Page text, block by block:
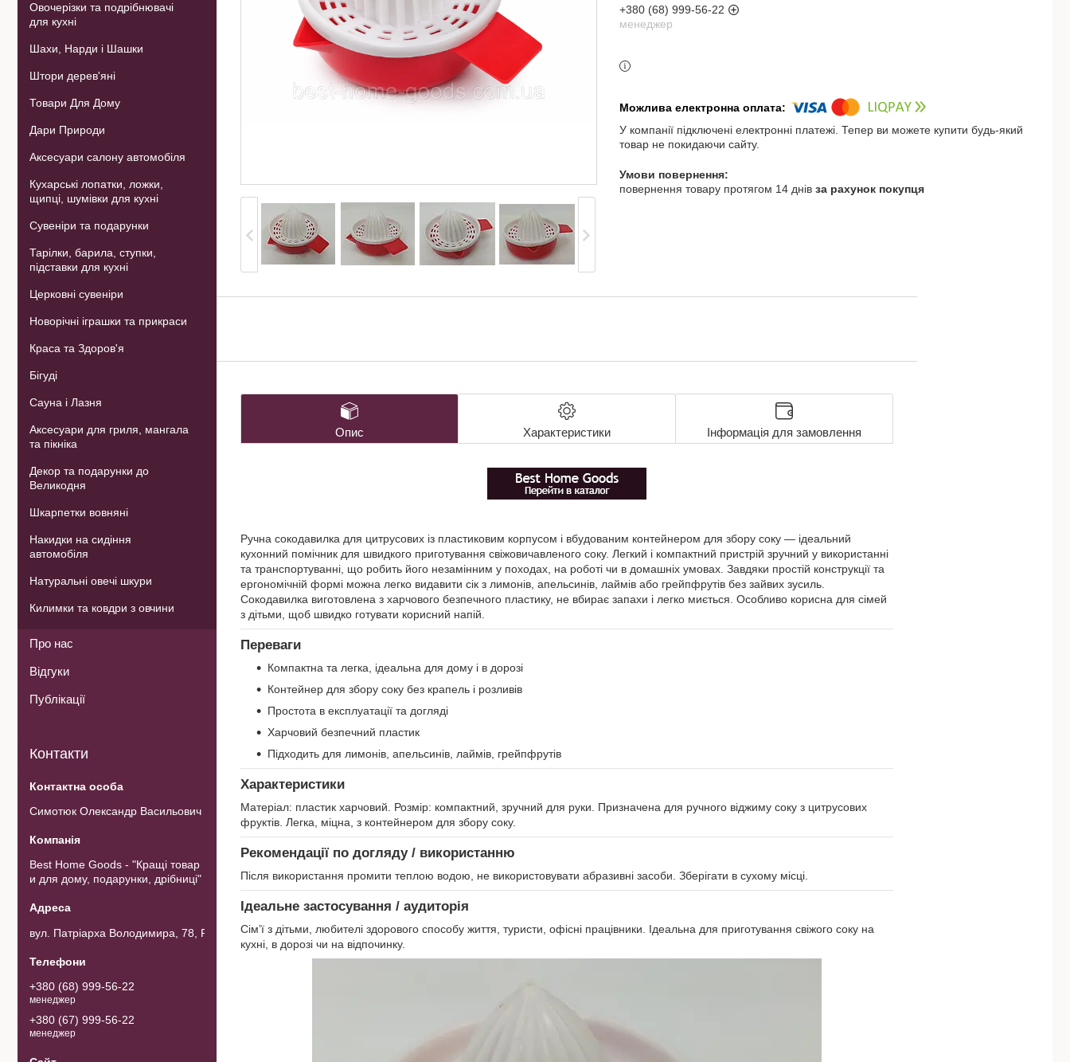
+380 (68) 999-56-22
менеджер
У компанії підключені електронні платежі. Тепер ви можете купити будь-який
товар не покидаючи сайту.
повернення товару протягом 14 днів за рахунок покупця
Опис Характеристики Інформація для замовлення
Ручна сокодавилка для цитрусових із пластиковим корпусом і вбудованим контейнером для збору соку — ідеальний
кухонний помічник для швидкого приготування свіжовичавленого соку. Легкий і компактний пристрій зручний у використанні
та транспортуванні, що робить його незамінним у походах, на роботі чи в домашніх умовах. Завдяки простій конструкції та
ергономічній формі можна легко видавити сік з лимонів, апельсинів, лаймів або грейпфрутів без зайвих зусиль.
Сокодавилка виготовлена з харчового безпечного пластику, не вбирає запахи і легко миється. Особливо корисна для сімей
з дітьми, щоб швидко готувати корисний напій.
Переваги
Компактна та легка, ідеальна для дому і в дорозі
Контейнер для збору соку без крапель і розливів
Простота в експлуатації та догляді
Харчовий безпечний пластик
Підходить для лимонів, апельсинів, лаймів, грейпфрутів
Характеристики
Матеріал: пластик харчовий. Розмір: компактний, зручний для руки. Призначена для ручного віджиму соку з цитрусових
фруктів. Легка, міцна, з контейнером для збору соку.
Рекомендації по догляду / використанню
Після використання промити теплою водою, не використовувати абразивні засоби. Зберігати в сухому місці.
Ідеальне застосування / аудиторія
Сім’ї з дітьми, любителі здорового способу життя, туристи, офісні працівники. Ідеальна для приготування свіжого соку на
кухні, в дорозі чи на відпочинку.
Овочерізки та подрібнювачі
для кухні
Шахи, Нарди і Шашки
Штори дерев'яні
Товари Для Дому
Дари Природи
Аксесуари салону автомобіля
Кухарські лопатки, ложки,
щипці, шумівки для кухні
Сувеніри та подарунки
Тарілки, барила, ступки,
підставки для кухні
Церковні сувеніри
Новорічні іграшки та прикраси
Краса та Здоров'я
Бігуді
Сауна і Лазня
Аксесуари для гриля, мангала
та пікніка
Декор та подарунки до
Великодня
Шкарпетки вовняні
Накидки на сидіння
автомобіля
Натуральні овечі шкури
Килимки та ковдри з овчини
Про нас
Відгуки
Публікації
Контакти
Симотюк Олександр Васильович
Best Home Goods - "Кращі товар
и для дому, подарунки, дрібниці"
вул. Патріарха Володимира, 78, Рожнов, Україна
+380 (68) 999-56-22
менеджер
+380 (67) 999-56-22
менеджер